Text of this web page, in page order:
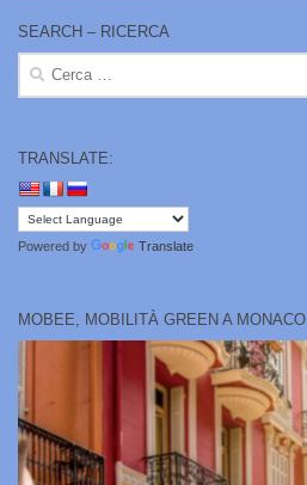
SEARCH – RICERCA
Ricerca
TRANSLATE:
Powered by Translate
MOBEE, MOBILITÀ GREEN A MONACO